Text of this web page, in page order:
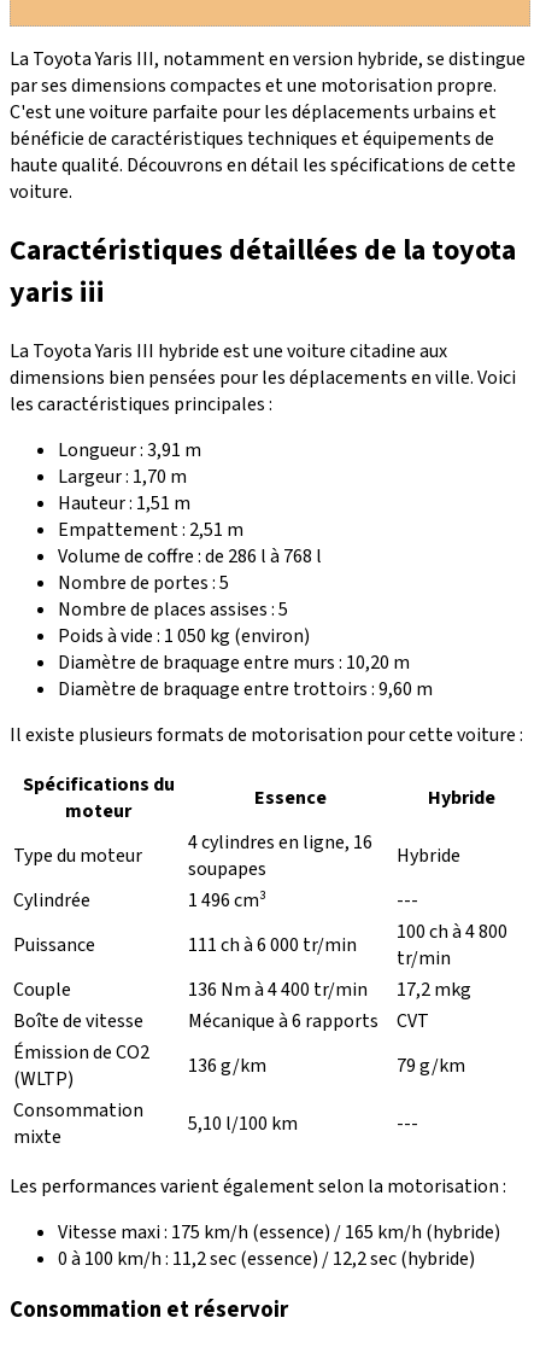
La Toyota Yaris III, notamment en version hybride, se distingue
par sesdimensions compacteset une motorisation propre.
C'est une voiture parfaite pour les déplacements urbains et
bénéficie de caractéristiques techniques et équipements de
haute qualité. Découvrons en détail les spécifications de cette
voiture.
Caractéristiques détaillées de la toyota
yaris iii
La Toyota Yaris III hybrideest une voiture citadine aux
dimensions bien pensées pour les déplacements en ville. Voici
les caractéristiques principales :
Longueur : 3,91 m
Largeur : 1,70 m
Hauteur : 1,51 m
Empattement : 2,51 m
Volume de coffre : de 286 l à 768 l
Nombre de portes : 5
Nombre de places assises : 5
Poids à vide : 1 050 kg (environ)
Diamètre de braquage entre murs : 10,20 m
Diamètre de braquage entre trottoirs : 9,60 m
Il existe plusieurs formats de motorisation pour cette voiture :
Spécifications du
moteur
Essence Hybride
Type du moteur
4 cylindres en ligne, 16
soupapes
Hybride
Cylindrée
1 496 cm³
---
Puissance
111 ch à 6 000 tr/min
100 ch à 4 800
tr/min
Couple
136 Nm à 4 400 tr/min
17,2 mkg
Boîte de vitesse
Mécanique à 6 rapports
CVT
Émission de CO2
(WLTP)
136 g/km
79 g/km
Consommation
mixte
5,10 l/100 km ---
Les performances varient également selon la motorisation :
Vitesse maxi : 175 km/h (essence) / 165 km/h (hybride)
0 à 100 km/h : 11,2 sec (essence) / 12,2 sec (hybride)
Consommation et réservoir